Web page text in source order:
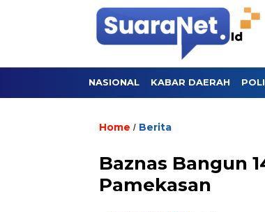
NASIONAL KABAR DAERAH
Home / Berita
Baznas Bangun
Pamekasan